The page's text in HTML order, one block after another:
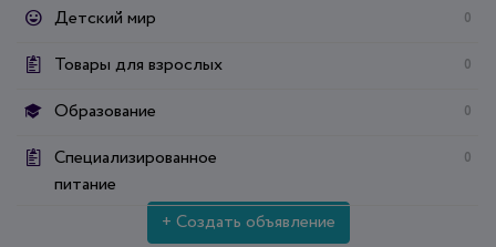
Детский мир 0
Товары для взрослых 0
Образование 0
Специализированное
питание
0
+ Создать объявление